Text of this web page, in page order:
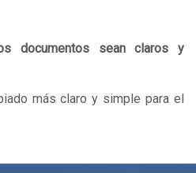
documentos sean claros y
más claro y simple para el